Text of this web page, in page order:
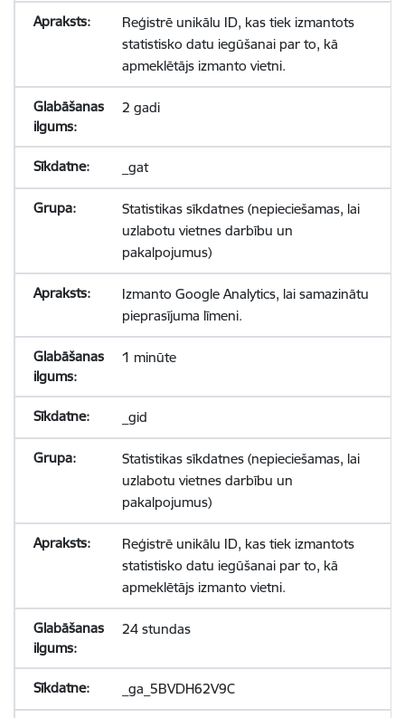
Reģistrē unikālu ID, kas tiek izmantots
statistisko datu iegūšanai par to, kā
apmeklētājs izmanto vietni.
2 gadi
_gat
Statistikas sīkdatnes (nepieciešamas, lai
uzlabotu vietnes darbību un
pakalpojumus)
Izmanto Google Analytics, lai samazinātu
pieprasījuma līmeni.
1 minūte
_gid
Statistikas sīkdatnes (nepieciešamas, lai
uzlabotu vietnes darbību un
pakalpojumus)
Reģistrē unikālu ID, kas tiek izmantots
statistisko datu iegūšanai par to, kā
apmeklētājs izmanto vietni.
24 stundas
_ga_5BVDH62V9C